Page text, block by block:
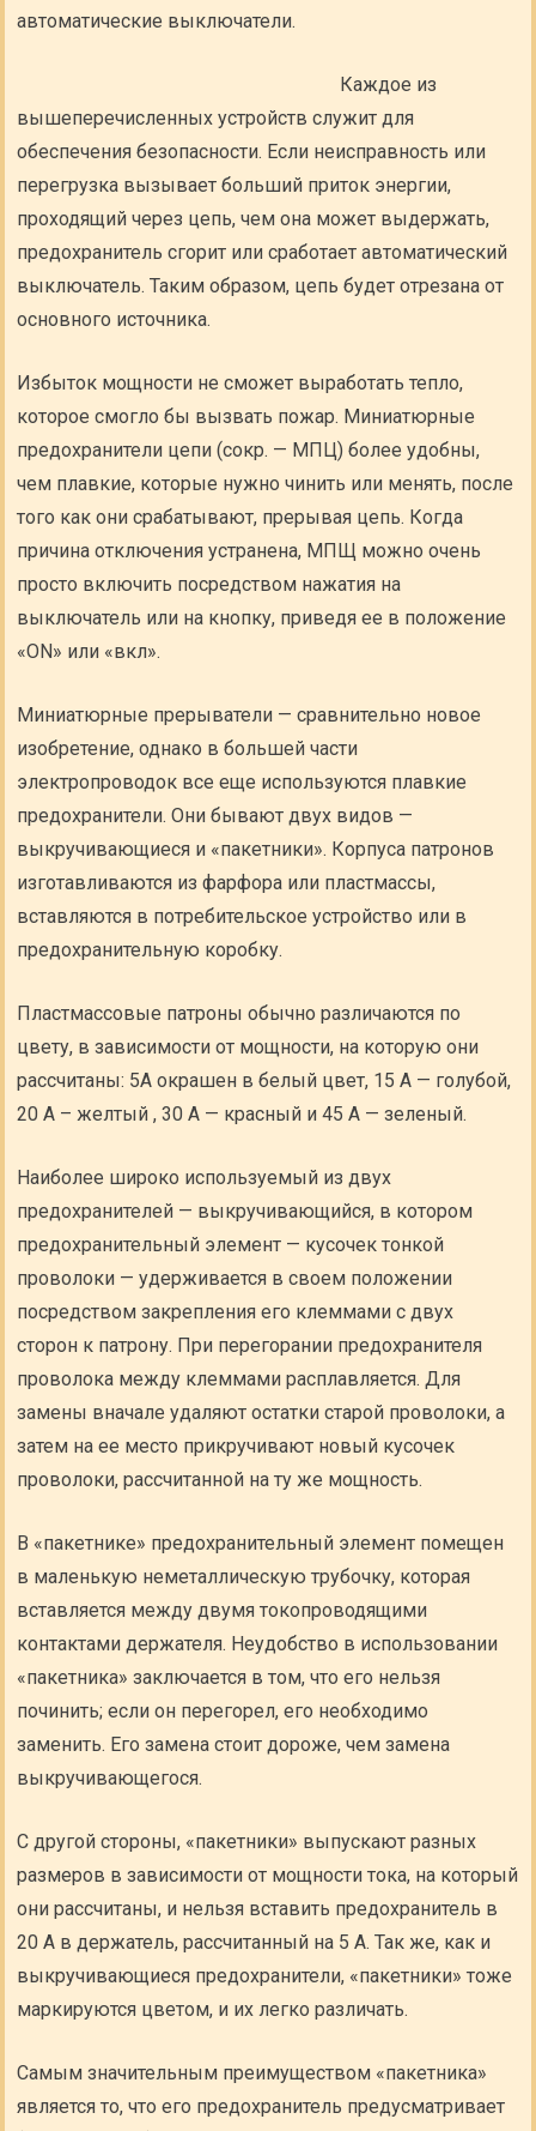
автоматические выключатели.
Каждое из
вышеперечисленных устройств служит для
обеспечения безопасности. Если неисправность или
перегрузка вызывает больший приток энергии,
проходящий через цепь, чем она может выдержать,
предохранитель сгорит или сработает автоматический
выключатель. Таким образом, цепь будет отрезана от
основного источника.
Избыток мощности не сможет выработать тепло,
которое смогло бы вызвать пожар. Миниатюрные
предохранители цепи (сокр. — МПЦ) более удобны,
чем плавкие, которые нужно чинить или менять, после
того как они срабатывают, прерывая цепь. Когда
причина отключения устранена, МПЩ можно очень
просто включить посредством нажатия на
выключатель или на кнопку, приведя ее в положение
«ON» или «вкл».
Миниатюрные прерыватели — сравнительно новое
изобретение, однако в большей части
электропроводок все еще используются плавкие
предохранители. Они бывают двух видов —
выкручивающиеся и «пакетники». Корпуса патронов
изготавливаются из фарфора или пластмассы,
вставляются в потребительское устройство или в
предохранительную коробку.
Пластмассовые патроны обычно различаются по
цвету, в зависимости от мощности, на которую они
рассчитаны: 5А окрашен в белый цвет, 15 А — голубой,
20 А – желтый , 30 А — красный и 45 А — зеленый.
Наиболее широко используемый из двух
предохранителей — выкручивающийся, в котором
предохранительный элемент — кусочек тонкой
проволоки — удерживается в своем положении
посредством закрепления его клеммами с двух
сторон к патрону. При перегорании предохранителя
проволока между клеммами расплавляется. Для
замены вначале удаляют остатки старой проволоки, а
затем на ее место прикручивают новый кусочек
проволоки, рассчитанной на ту же мощность.
В «пакетнике» предохранительный элемент помещен
в маленькую неметаллическую трубочку, которая
вставляется между двумя токопроводящими
контактами держателя. Неудобство в использовании
«пакетника» заключается в том, что его нельзя
починить; если он перегорел, его необходимо
заменить. Его замена стоит дороже, чем замена
выкручивающегося.
С другой стороны, «пакетники» выпускают разных
размеров в зависимости от мощности тока, на который
они рассчитаны, и нельзя вставить предохранитель в
20 А в держатель, рассчитанный на 5 А. Так же, как и
выкручивающиеся предохранители, «пакетники» тоже
маркируются цветом, и их легко различать.
Самым значительным преимуществом «пакетника»
является то, что его предохранитель предусматривает